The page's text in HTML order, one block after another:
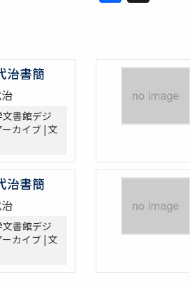
治書簡
書館デジ
カイブ | 文
治書簡
書館デジ
カイブ | 文